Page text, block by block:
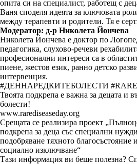
опита си на специалист, работещ с
Ваня споделя идеята за ключовата
между терапевти и родители. Тя е
Модератор: д-р Николета Йончева
Николета Йончева е доктор по
педагогика, слухово-речеви
професионални интереси са в
пиене, жестов език, ранно детско
интервенция.
#ДЕННАРЕДКИТЕБОЛЕСТИ
Твоята подкрепа е важна за децата и
болести!
www.rarediseaseday.org
Срещата се реализира проект
подкрепа за деца със специални
подобряване тяхното благосъстояние
социално изключване“
Тази информация ви беше полезна?